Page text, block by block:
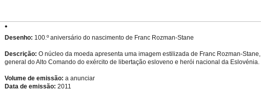
Desenho: 100.º aniversário do nascimento de Franc Rozman-Stane
Descrição: O núcleo da moeda apresenta uma imagem estilizada de Franc Rozman-Stane,
general do Alto Comando do exército de libertação esloveno e herói nacional da Eslovénia.
Volume de emissão: a anunciar
Data de emissão: 2011